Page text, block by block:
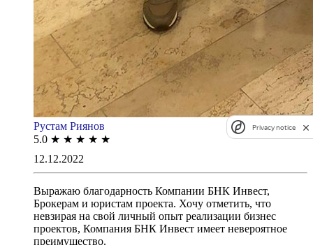
Рустам Риянов
5.0 ★ ★ ★ ★ ★
12.12.2022
Выражаю благодарность Компании БНК Инвест,
Брокерам и юристам проекта. Хочу отметить, что
невзирая на свой личный опыт реализации бизнес
проектов, Компания БНК Инвест имеет невероятное
преимущество.
Privacy notice